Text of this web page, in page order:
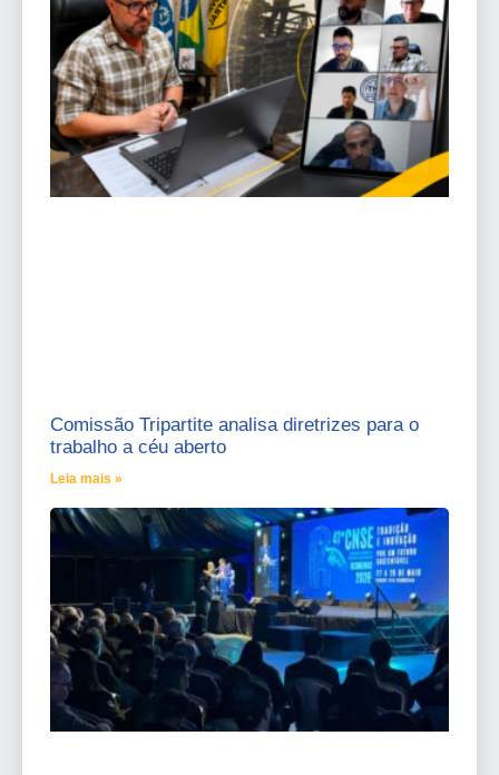
Comissão Tripartite analisa diretrizes para o
trabalho a céu aberto
Leia mais »